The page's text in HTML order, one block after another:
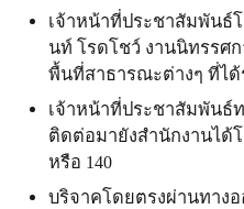
เจ้าหน้าที่ประชาสัมพันธ์
นท์ โรดโชว์ งานนิทรรศ
พื้นที่สาธารณะต่างๆ ที่ไ
เจ้าหน้าที่ประชาสัมพันธ์
ติดต่อมายังสำนักงานได้โ
หรือ 140
บริจาคโดยตรงผ่านทาง